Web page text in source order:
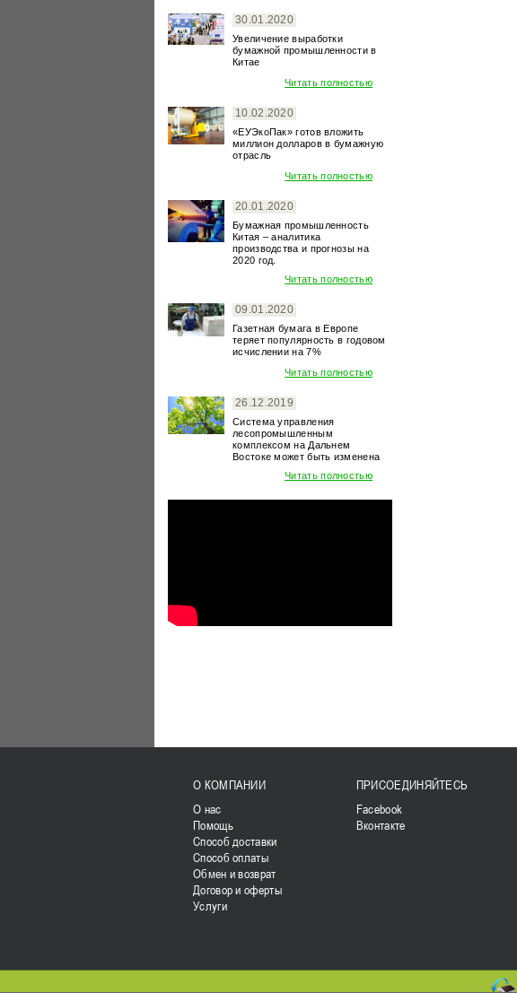
30.01.2020
Увеличение выработки
бумажной промышленности в
Китае
Читать полностью
10.02.2020
«ЕУЭкоПак» готов вложить
миллион долларов в бумажную
отрасль
Читать полностью
20.01.2020
Бумажная промышленность
Китая – аналитика
производства и прогнозы на
2020 год.
Читать полностью
09.01.2020
Газетная бумага в Европе
теряет популярность в годовом
исчислении на 7%
Читать полностью
26.12.2019
Система управления
лесопромышленным
комплексом на Дальнем
Востоке может быть изменена
Читать полностью
О КОМПАНИИ
О нас
Помощь
Способ доставки
Способ оплаты
Обмен и возврат
Договор и оферты
Услуги
ПРИСОЕДИНЯЙТЕСЬ
Facebook
Вконтакте